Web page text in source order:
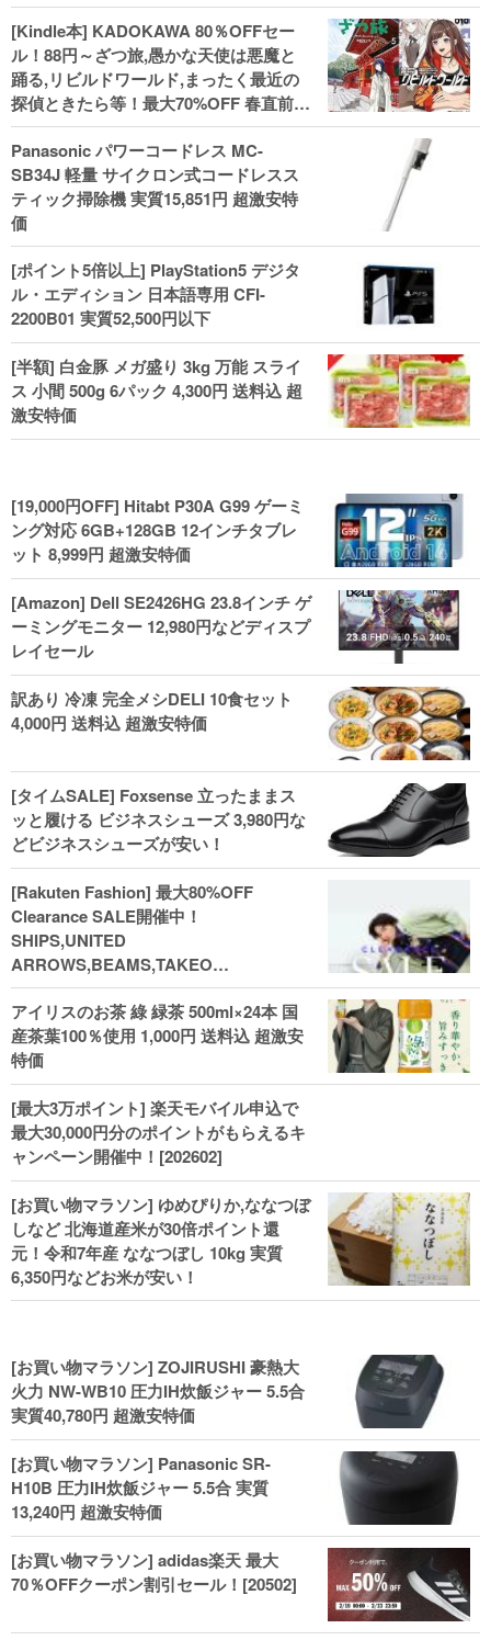
[Kindle本] KADOKAWA 80％OFFセー
ル！88円～ざつ旅,愚かな天使は悪魔と
踊る,リビルドワールド,まったく最近の
探偵ときたら等！最大70%OFF 春直前大
セール開始、実用本・小説などがセー
ル！
Panasonic パワーコードレス MC-
SB34J 軽量 サイクロン式コードレスス
ティック掃除機 実質15,851円 超激安特
価
[ポイント5倍以上] PlayStation5 デジタ
ル・エディション 日本語専用 CFI-
2200B01 実質52,500円以下
[半額] 白金豚 メガ盛り 3kg 万能 スライ
ス 小間 500g 6パック 4,300円 送料込 超
激安特価
[19,000円OFF] Hitabt P30A G99 ゲーミ
ング対応 6GB+128GB 12インチタブレ
ット 8,999円 超激安特価
[Amazon] Dell SE2426HG 23.8インチ ゲ
ーミングモニター 12,980円などディスプ
レイセール
訳あり 冷凍 完全メシDELI 10食セット
4,000円 送料込 超激安特価
[タイムSALE] Foxsense 立ったままス
ッと履ける ビジネスシューズ 3,980円な
どビジネスシューズが安い！
[Rakuten Fashion] 最大80%OFF
Clearance SALE開催中！
SHIPS,UNITED
ARROWS,BEAMS,TAKEO
KIKUCHI,COACH,MICHAEL KORSなど
(202602)
アイリスのお茶 綠 緑茶 500ml×24本 国
産茶葉100％使用 1,000円 送料込 超激安
特価
[最大3万ポイント] 楽天モバイル申込で
最大30,000円分のポイントがもらえるキ
ャンペーン開催中！[202602]
[お買い物マラソン] ゆめぴりか,ななつぼ
しなど 北海道産米が30倍ポイント還
元！令和7年産 ななつぼし 10kg 実質
6,350円などお米が安い！
[お買い物マラソン] ZOJIRUSHI 豪熱大
火力 NW-WB10 圧力IH炊飯ジャー 5.5合
実質40,780円 超激安特価
[お買い物マラソン] Panasonic SR-
H10B 圧力IH炊飯ジャー 5.5合 実質
13,240円 超激安特価
[お買い物マラソン] adidas楽天 最大
70％OFFクーポン割引セール！[20502]